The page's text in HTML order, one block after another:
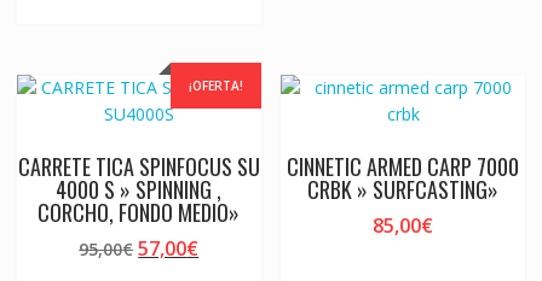
¡OFERTA!
CARRETE TICA SPINFOCUS SU
4000 S » SPINNING ,
CORCHO, FONDO MEDIO»
95,00€El
57,00€El
CINNETIC ARMED CARP 7000
CRBK » SURFCASTING»
85,00€